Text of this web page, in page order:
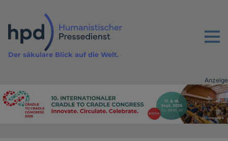
Inhalt
Menu
Der säkulare Blick auf die Welt.
Advertising
Anzeige